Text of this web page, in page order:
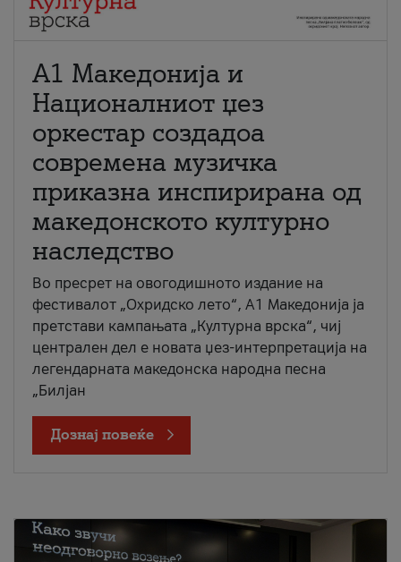
А1 Македонија и
Националниот џез
оркестар создадоа
современа музичка
приказна инспирирана од
македонското културно
наследство
Во пресрет на овогодишното издание на
фестивалот „Охридско лето“, А1 Македонија ја
претстави кампањата „Културна врска“, чиј
централен дел е новата џез-интерпретација на
легендарната македонска народна песна
„Билјан
Дознај повеќе